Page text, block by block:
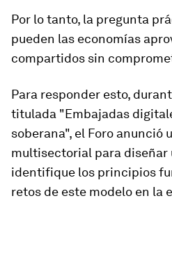
Por lo tanto, la pregunta
pueden las economías
compartidos sin
Para responder esto,
titulada "Embajadas
soberana", el Foro anunció
multisectorial para diseñar
identifique los principios
retos de este modelo en la